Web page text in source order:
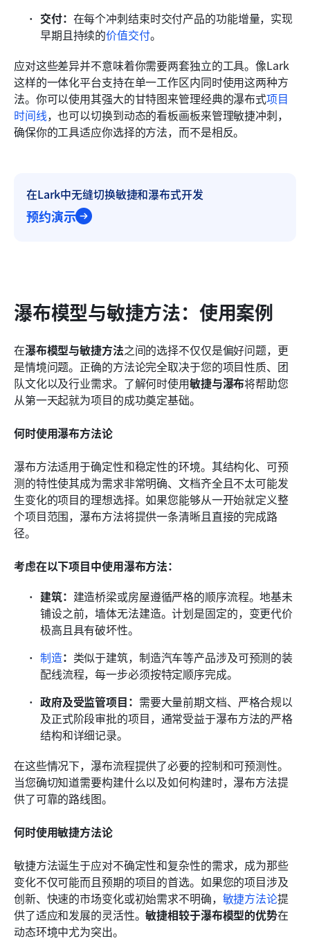
交付： 在每个冲刺结束时交付产品的功能增量，实现
早期且持续的价值交付。
应对这些差异并不意味着你需要两套独立的工具。像Lark
这样的一体化平台支持在单一工作区内同时使用这两种方
法。你可以使用其强大的甘特图来管理经典的瀑布式项目
时间线，也可以切换到动态的看板画板来管理敏捷冲刺，
确保你的工具适应你选择的方法，而不是相反。
在Lark中无缝切换敏捷和瀑布式开发
预约演示
瀑布模型与敏捷方法：使用案例
在瀑布模型与敏捷方法之间的选择不仅仅是偏好问题，更
是情境问题。正确的方法论完全取决于您的项目性质、团
队文化以及行业需求。了解何时使用敏捷与瀑布将帮助您
从第一天起就为项目的成功奠定基础。
何时使用瀑布方法论
瀑布方法适用于确定性和稳定性的环境。其结构化、可预
测的特性使其成为需求非常明确、文档齐全且不太可能发
生变化的项目的理想选择。如果您能够从一开始就定义整
个项目范围，瀑布方法将提供一条清晰且直接的完成路
径。
考虑在以下项目中使用瀑布方法：
建筑： 建造桥梁或房屋遵循严格的顺序流程。地基未
铺设之前，墙体无法建造。计划是固定的，变更代价
极高且具有破坏性。
制造： 类似于建筑，制造汽车等产品涉及可预测的装
配线流程，每一步必须按特定顺序完成。
政府及受监管项目： 需要大量前期文档、严格合规以
及正式阶段审批的项目，通常受益于瀑布方法的严格
结构和详细记录。
在这些情况下，瀑布流程提供了必要的控制和可预测性。
当您确切知道需要构建什么以及如何构建时，瀑布方法提
供了可靠的路线图。
何时使用敏捷方法论
敏捷方法诞生于应对不确定性和复杂性的需求，成为那些
变化不仅可能而且预期的项目的首选。如果您的项目涉及
创新、快速的市场变化或初始需求不明确， 敏捷方法论提
供了适应和发展的灵活性。敏捷相较于瀑布模型的优势在
动态环境中尤为突出。